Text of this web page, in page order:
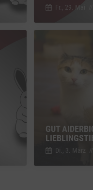
Fr., 29. Mai
GUT
Di., 3. März //
Switch zum Einwilligen bzw.